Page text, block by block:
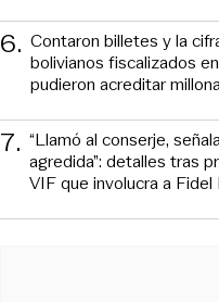
6. Contaron billetes y la
bolivianos fiscalizados
pudieron acreditar
7. “Llamó al conserje,
agredida”: detalles tras
VIF que involucra a Fidel